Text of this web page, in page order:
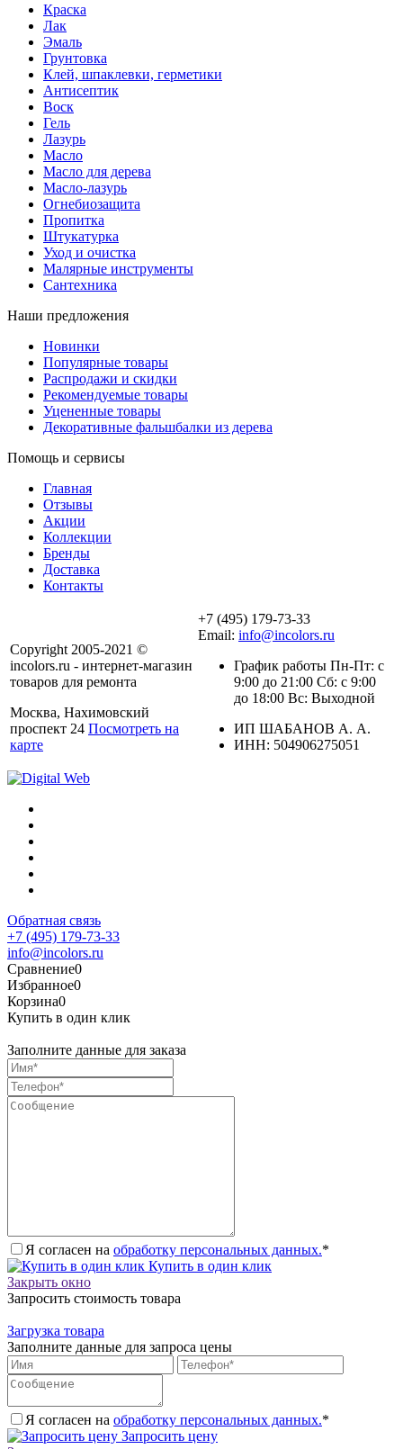
Краска
Лак
Эмаль
Грунтовка
Клей, шпаклевки, герметики
Антисептик
Воск
Гель
Лазурь
Масло
Масло для дерева
Масло-лазурь
Огнебиозащита
Пропитка
Штукатурка
Уход и очистка
Малярные инструменты
Сантехника
Наши предложения
Новинки
Популярные товары
Распродажи и скидки
Рекомендуемые товары
Уцененные товары
Декоративные фальшбалки из дерева
Помощь и сервисы
Главная
Отзывы
Акции
Коллекции
Бренды
Доставка
Контакты
Copyright 2005-2021 ©
incolors.ru - интернет-магазин
товаров для ремонта
Москва, Нахимовский
проспект 24 Посмотреть на
карте
+7 (495) 179-73-33
Email: info@incolors.ru
График работы Пн-Пт: с
9:00 до 21:00 Сб: с 9:00
до 18:00 Вс: Выходной
ИП ШАБАНОВ А. А.
ИНН: 504906275051
Обратная связь
+7 (495) 179-73-33
info@incolors.ru
Сравнение0
Избранное0
Корзина0
Купить в один клик
Заполните данные для заказа
Я согласен на обработку персональных данных.*
Купить в один клик
Закрыть окно
Запросить стоимость товара
Загрузка товара
Заполните данные для запроса цены
Я согласен на обработку персональных данных.*
Запросить цену